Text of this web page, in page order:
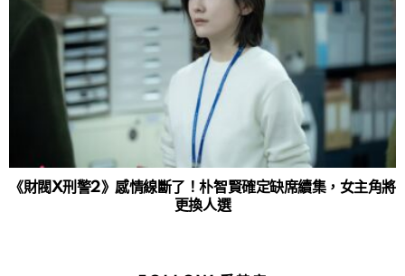
《財閥X刑警2》感情線斷了！朴智賢確定缺席續集，女主角將
更換人選